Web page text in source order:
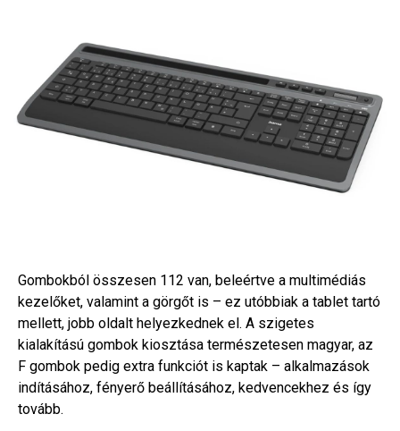
Gombokból összesen 112 van, beleértve a multimédiás
kezelőket, valamint a görgőt is – ez utóbbiak a tablet tartó
mellett, jobb oldalt helyezkednek el. A szigetes
kialakítású gombok kiosztása természetesen magyar, az
F gombok pedig extra funkciót is kaptak – alkalmazások
indításához, fényerő beállításához, kedvencekhez és így
tovább.